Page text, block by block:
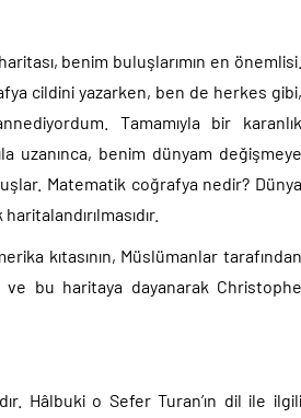
benim buluşlarımın en önemlisi.
cildini yazarken, ben de herkes gibi,
Tamamıyla bir karanlık
uzanınca, benim dünyam değişmeye
Matematik coğrafya nedir? Dünya
kıtasının, Müslümanlar tarafından
ve bu haritaya dayanarak Christophe
Hâlbuki o Sefer Turan’ın dil ile ilgili